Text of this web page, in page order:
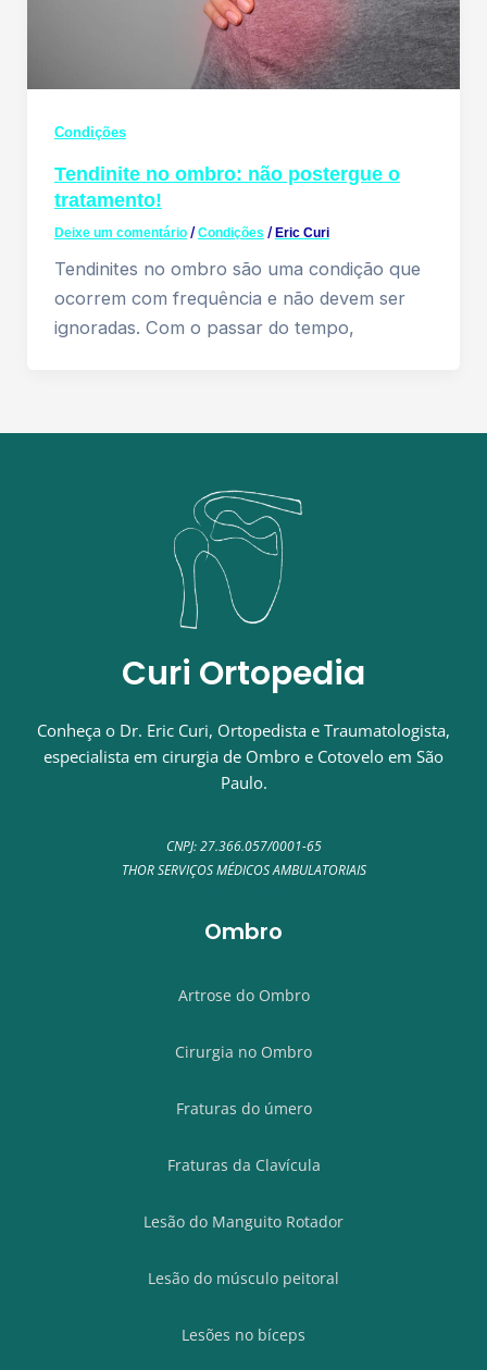
Condições
Tendinite no ombro: não postergue o
tratamento!
Deixe um comentário /Condições /Eric Curi
Tendinites no ombro são uma condição que
ocorrem com frequência e não devem ser
ignoradas. Com o passar do tempo,
Curi Ortopedia
Conheça o Dr. Eric Curi, Ortopedista e Traumatologista,
especialista em cirurgia de Ombro e Cotovelo em São
Paulo.
CNPJ: 27.366.057/0001-65
THOR SERVIÇOS MÉDICOS AMBULATORIAIS
Ombro
Artrose do Ombro
Cirurgia no Ombro
Fraturas do úmero
Fraturas da Clavícula
Lesão do Manguito Rotador
Lesão do músculo peitoral
Lesões no bíceps